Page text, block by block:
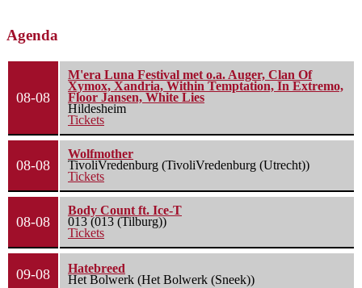
Agenda
08-08
M'era Luna Festival met o.a. Auger, Clan Of
Xymox, Xandria, Within Temptation, In Extremo,
Floor Jansen, White Lies
Hildesheim
Tickets
08-08
Wolfmother
TivoliVredenburg (TivoliVredenburg (Utrecht))
Tickets
08-08
Body Count ft. Ice-T
013 (013 (Tilburg))
Tickets
09-08
Hatebreed
Het Bolwerk (Het Bolwerk (Sneek))